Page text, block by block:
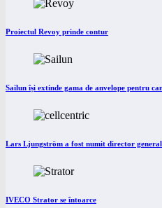
Proiectul Revoy prinde contur
Sailun își extinde gama de anvelope pentru
Lars Ljungström a fost numit director
IVECO Strator se întoarce